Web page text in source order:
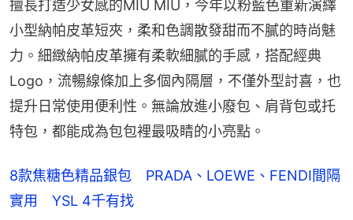
擅長打造少女感的MIU MIU，今年以粉藍色重新演繹
小型納帕皮革短夾，柔和色調散發甜而不膩的時尚魅
力。細緻納帕皮革擁有柔軟細膩的手感，搭配經典
Logo，流暢線條加上多個內隔層，不僅外型討喜，也
提升日常使用便利性。無論放進小廢包、肩背包或托
特包，都能成為包包裡最吸睛的小亮點。
8款焦糖色精品銀包 PRADA、LOEWE、FENDI間隔
實用 YSL 4千有找